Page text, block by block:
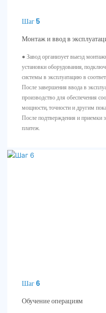
Шаг 5
Монтаж и ввод в
● Завод организует выезд
установки оборудования,
системы в эксплуатацию в
После завершения ввода в
производство для обеспечения
мощности, точности и другим
После подтверждения и приемки
платеж.
Шаг 6
Обучение операциям